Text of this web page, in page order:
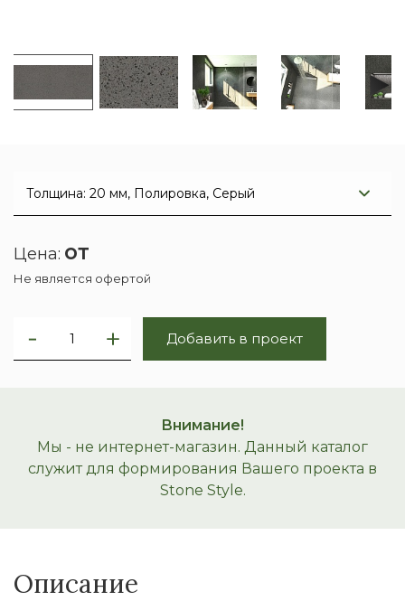
Цена: от
Не является офертой
Добавить в проект
Внимание!
Мы - не интернет-магазин. Данный каталог
служит для формирования Вашего проекта в
Stone Style.
Описание